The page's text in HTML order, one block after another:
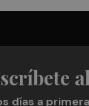
días a